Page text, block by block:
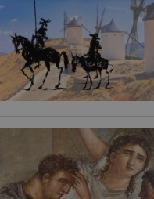
I cookie tecnici sono
dell'account. Il sito Web
Garante, i cookie analitici
_gid
_gat